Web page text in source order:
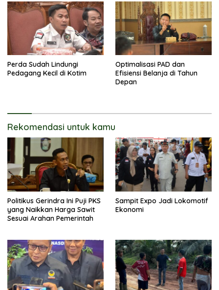
Perda Sudah Lindungi
Pedagang Kecil di Kotim
Optimalisasi PAD dan
Efisiensi Belanja di Tahun
Depan
Rekomendasi untuk kamu
Politikus Gerindra Ini Puji PKS
yang Naikkan Harga Sawit
Sesuai Arahan Pemerintah
Sampit Expo Jadi Lokomotif
Ekonomi